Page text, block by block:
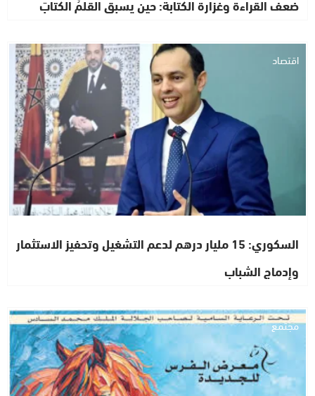
ضعف القراءة وغزارة الكتابة: حين يسبق القلمُ الكتابَ
اقتصاد
السكوري: 15 مليار درهم لدعم التشغيل وتحفيز الاستثمار
وإدماج الشباب
مجتمع